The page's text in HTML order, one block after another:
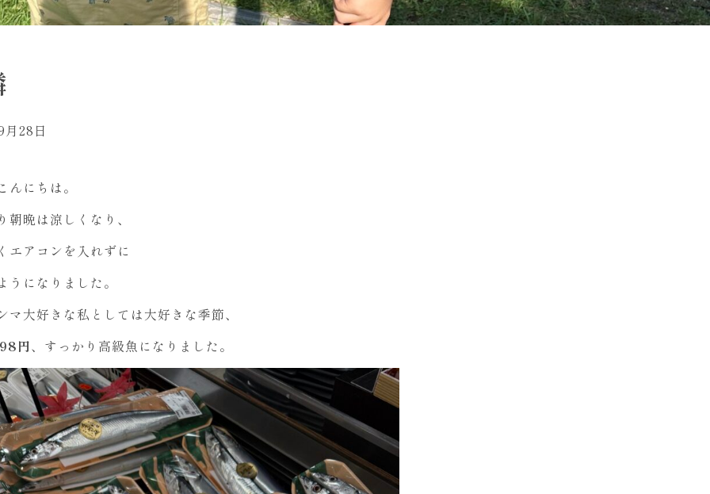
月28日
んにちは。
朝晩は涼しくなり、
エアコンを入れずに
うになりました。
マ大好きな私としては大好きな季節、
円、すっかり高級魚になりました。